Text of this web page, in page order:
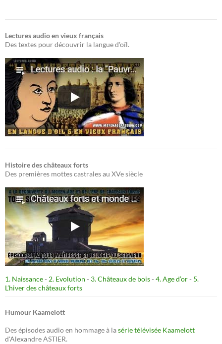
Lectures audio en vieux français
Des textes pour découvrir la langue d'oïl.
Histoire des châteaux forts
Des premières mottes castrales au XVe siècle
1. Naissance- 2. Evolution - 3. Châteaux de bois- 4. Age d’or- 5.
L’hiver des châteaux forts
Humour Kaamelott
Des épisodes audio en hommage à lasérie télévisée Kaamelott
d'Alexandre ASTIER.